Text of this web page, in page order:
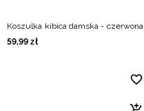
Koszulka kibica damska - czerwona
59,99 zł